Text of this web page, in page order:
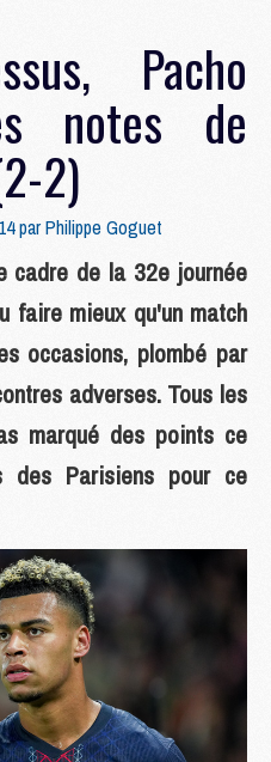
Pacho
notes de
2)
parPhilippe Goguet
cadre de la 32e journée
faire mieux qu'un match
occasions, plombé par
adverses. Tous les
marqué des points ce
des Parisiens pour ce